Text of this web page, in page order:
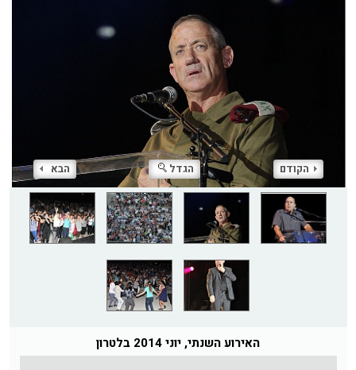
הקודם הגדל הבא
האירוע השנתי, יוני 2014 בלטרון